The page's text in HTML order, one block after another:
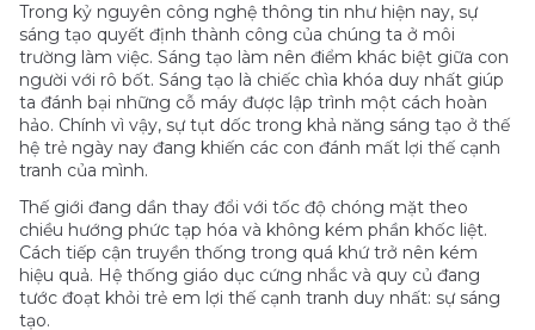
Trong kỷ nguyên công nghệ thông tin như hiện nay, sự
sáng tạo quyết định thành công của chúng ta ở môi
trường làm việc. Sáng tạo làm nên điểm khác biệt giữa con
người với rô bốt. Sáng tạo là chiếc chìa khóa duy nhất giúp
ta đánh bại những cỗ máy được lập trình một cách hoàn
hảo. Chính vì vậy, sự tụt dốc trong khả năng sáng tạo ở thế
hệ trẻ ngày nay đang khiến các con đánh mất lợi thế cạnh
tranh của mình.
Thế giới đang dần thay đổi với tốc độ chóng mặt theo
chiều hướng phức tạp hóa và không kém phần khốc liệt.
Cách tiếp cận truyền thống trong quá khứ trở nên kém
hiệu quả. Hệ thống giáo dục cứng nhắc và quy củ đang
tước đoạt khỏi trẻ em lợi thế cạnh tranh duy nhất: sự sáng
tạo.